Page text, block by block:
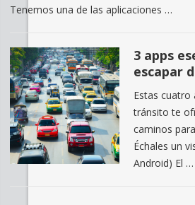
Tenemos una de las aplicaciones …
3 apps
escapar
Estas cuatro
tránsito te
caminos
Échales un
Android) El …